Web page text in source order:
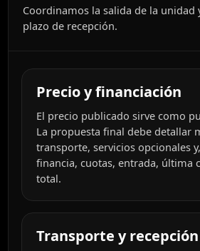
Coordinamos la salida de la
plazo de recepción.
Precio y financiación
El precio publicado sirve como
La propuesta final debe detallar
transporte, servicios opcionales
financia, cuotas, entrada, última
total.
Transporte y recepción